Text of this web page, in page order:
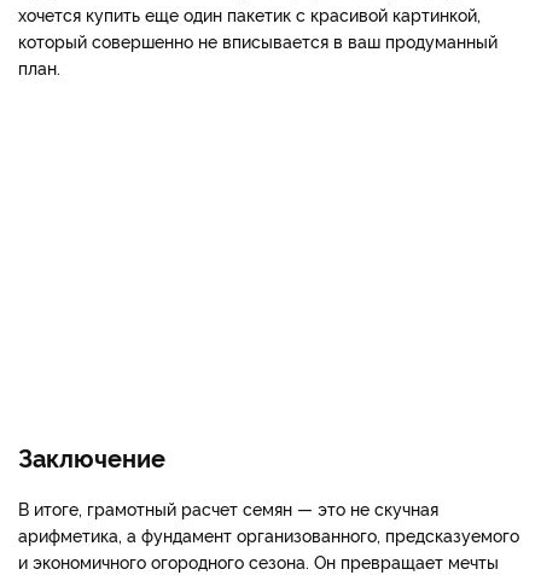
хочется купить еще один пакетик с красивой картинкой,
который совершенно не вписывается в ваш продуманный
план.
Заключение
В итоге, грамотный расчет семян — это не скучная
арифметика, а фундамент организованного, предсказуемого
и экономичного огородного сезона. Он превращает мечты